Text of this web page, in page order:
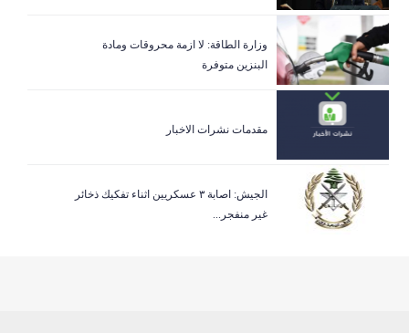
وزارة الطاقة: لا ازمة محروقات ومادة
البنزين متوفرة
مقدمات نشرات الاخبار
الجيش: اصابة ٣ عسكريين اثناء تفكيك ذخائر
غير منفجر...